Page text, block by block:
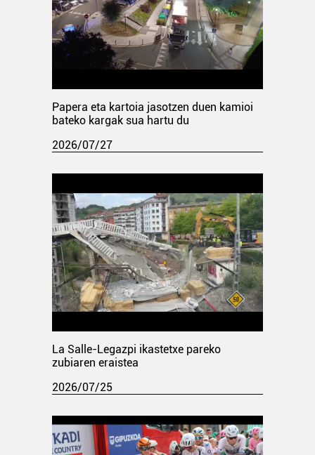
Papera eta kartoia jasotzen duen kamioi
bateko kargak sua hartu du
2026/07/27
La Salle-Legazpi ikastetxe pareko
zubiaren eraistea
2026/07/25